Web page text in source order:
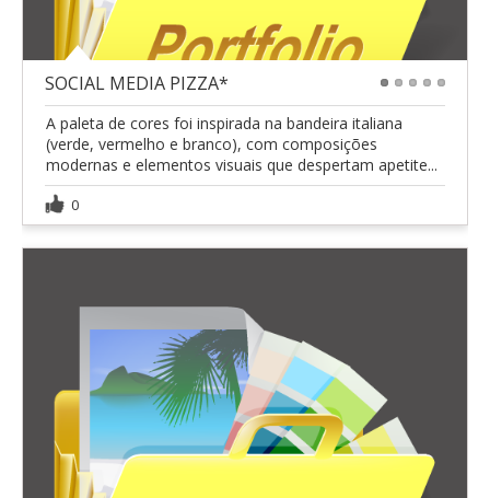
SOCIAL MEDIA PIZZA*
A paleta de cores foi inspirada na bandeira italiana
(verde, vermelho e branco), com composições
modernas e elementos visuais que despertam apetite...
0